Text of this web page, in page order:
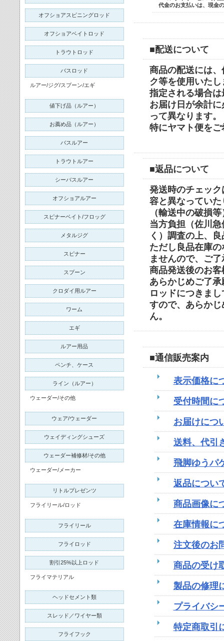
代金のお支払いは、 現金
■配送について
商品の配送には
ク等を使用いた
指定される場合
お届け日が余計
って異なります
特にヤマト便を
■返品について
発送時のチェッ
容と異なってい
（輸送中の破損
当方負担（佐川
く）調査の上、
ただし良品在庫
ませんので、ご
商品発送後のお
あらかじめご了
ロッドにつきま
すので、あらか
ん。
■通信販売案内
表示価格に
受付時間に
お届けにつ
送料、代引
飛脚ゆうパ
返品につい
商品画像に
在庫情報に
注文後のお
商品の受け
製品の修理
プライバシ
特定商取引
オフショアスピニングロッド
オフショアベイトロッド
トラウトロッド
バスロッド
ルアー/ジグ/スプーン/エギ
値下げ品（ルアー）
お薦め品（ルアー）
バスルアー
トラウトルアー
シーバスルアー
オフショアルアー
スピナーベイト/フロッグ
メタルジグ
スピナー
スプーン
クロダイ用ルアー
ワーム
エギ
ルアー用品
ペンチ、ケース
ライン（ルアー）
ウェーダー/その他
ウェア/ウェーダー
ウェイディングシューズ
ウェーダー補修材/その他
ウェーダー/メーカー
リトルプレゼンツ
フライリール/ロッド
フライリール
フライロッド
割引25%以上ロッド
フライマテリアル
ヘッドセメント類
スレッド／ワイヤー類
フライフック